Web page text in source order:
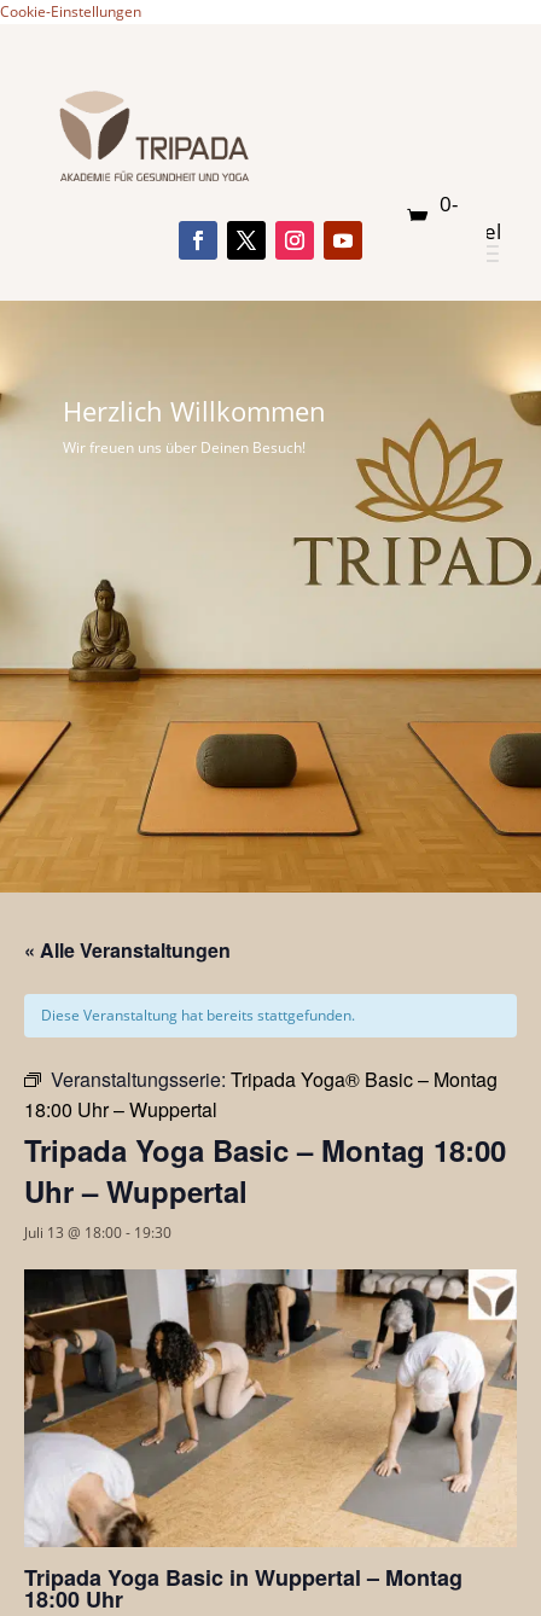
Cookie-Einstellungen
0-
Artikel
Herzlich Willkommen
Wir freuen uns über Deinen Besuch!
« Alle Veranstaltungen
Diese Veranstaltung hat bereits stattgefunden.
Veranstaltungsserie: Tripada Yoga® Basic – Montag
18:00 Uhr – Wuppertal
Tripada Yoga Basic – Montag 18:00
Uhr – Wuppertal
Juli 13 @ 18:00- 19:30
Tripada Yoga Basic in Wuppertal – Montag
18:00 Uhr